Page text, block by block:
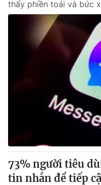
VTV Sức khoẻ
Thị trường 24h
VTV4
VTV9
thấy phiền toái và bức
73% người tiêu
tin nhắn để tiếp